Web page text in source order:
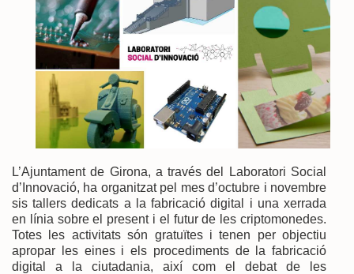
L’Ajuntament de Girona, a través del Laboratori Social
d’Innovació, ha organitzat pel mes d’octubre i novembre
sis tallers dedicats a la fabricació digital i una xerrada
en línia sobre el present i el futur de les criptomonedes.
Totes les activitats són gratuïtes i tenen per objectiu
apropar les eines i els procediments de la fabricació
digital a la ciutadania, així com el debat de les